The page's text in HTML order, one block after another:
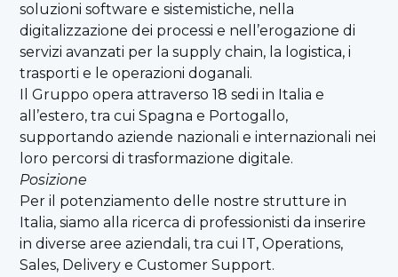
soluzioni software e sistemistiche, nella
digitalizzazione dei processi e nell’erogazione di
servizi avanzati per la supply chain, la logistica, i
trasporti e le operazioni doganali.
Il Gruppo opera attraverso 18 sedi in Italia e
all’estero, tra cui Spagna e Portogallo,
supportando aziende nazionali e internazionali nei
loro percorsi di trasformazione digitale.
Posizione
Per il potenziamento delle nostre strutture in
Italia, siamo alla ricerca di professionisti da inserire
in diverse aree aziendali, tra cui IT, Operations,
Sales, Delivery e Customer Support.